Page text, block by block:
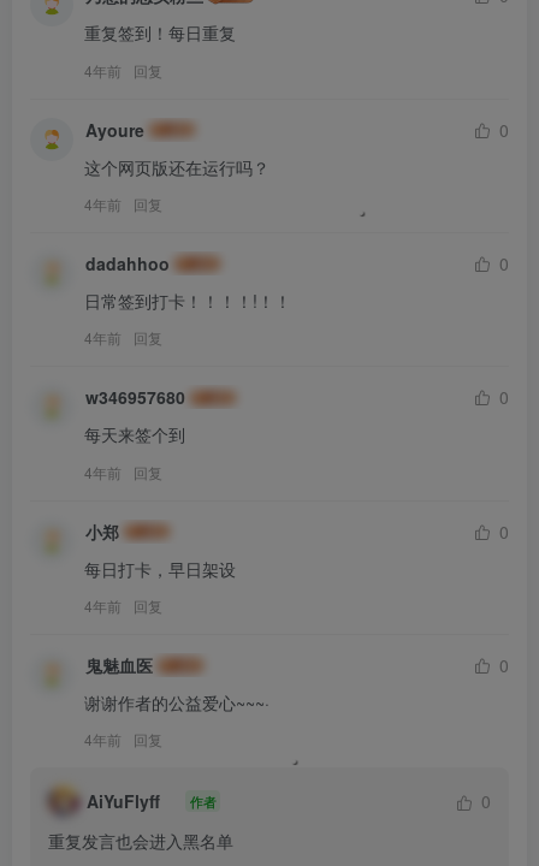
重复签到！每日重复
4年前 回复
Ayoure
0
这个网页版还在运行吗？
4年前 回复
dadahhoo
0
日常签到打卡！！！！!！！
4年前 回复
w346957680
0
每天来签个到
4年前 回复
小郑
0
每日打卡，早日架设
4年前 回复
鬼魅血医
0
谢谢作者的公益爱心~~~·
4年前 回复
AiYuFlyff
0
重复发言也会进入黑名单